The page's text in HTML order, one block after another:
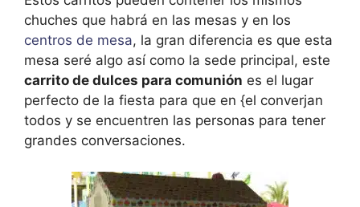
chuches que habrá en las mesas y en los
centros de mesa, la gran diferencia es que esta
mesa seré algo así como la sede principal, este
carrito de dulces para comunión es el lugar
perfecto de la fiesta para que en {el converjan
todos y se encuentren las personas para tener
grandes conversaciones.